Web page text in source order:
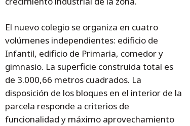
El nuevo colegio se organiza en cuatro
volúmenes independientes: edificio de
Infantil, edificio de Primaria, comedor y
gimnasio. La superficie construida total es
de 3.000,66 metros cuadrados. La
disposición de los bloques en el interior de la
parcela responde a criterios de
funcionalidad y máximo aprovechamiento